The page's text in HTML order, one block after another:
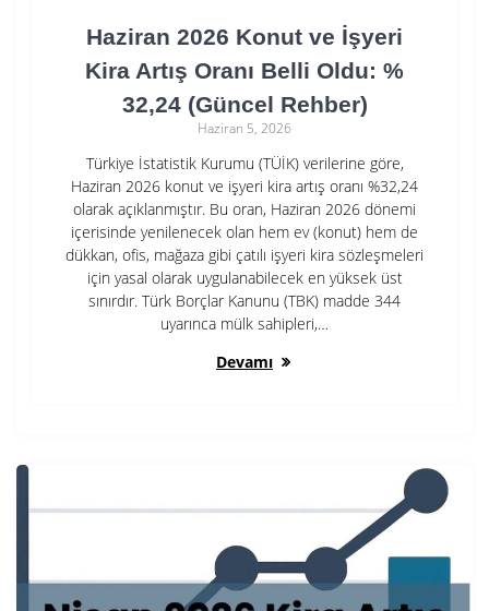
Haziran 2026 Konut ve İşyeri
Kira Artış Oranı Belli Oldu: %
32,24 (Güncel Rehber)
Haziran 5, 2026
Türkiye İstatistik Kurumu (TÜİK) verilerine göre,
Haziran 2026 konut ve işyeri kira artış oranı %32,24
olarak açıklanmıştır. Bu oran, Haziran 2026 dönemi
içerisinde yenilenecek olan hem ev (konut) hem de
dükkan, ofis, mağaza gibi çatılı işyeri kira sözleşmeleri
için yasal olarak uygulanabilecek en yüksek üst
sınırdır. Türk Borçlar Kanunu (TBK) madde 344
uyarınca mülk sahipleri,…
Devamı